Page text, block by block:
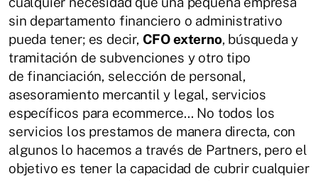
sin departamento financiero o administrativo
pueda tener; es decir, CFO externo, búsqueda y
tramitación de subvenciones y otro tipo
de financiación, selección de personal,
asesoramiento mercantil y legal, servicios
específicos para ecommerce... No todos los
servicios los prestamos de manera directa, con
algunos lo hacemos a través de Partners, pero el
objetivo es tener la capacidad de cubrir cualquier